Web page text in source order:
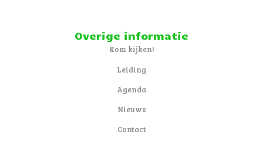
Overige informatie
Kom kijken!
Leiding
Agenda
Nieuws
Contact